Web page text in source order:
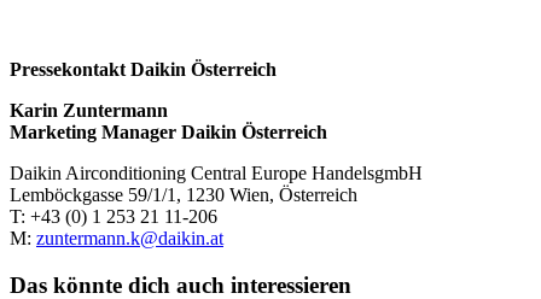
Pressekontakt Daikin Österreich
Karin Zuntermann
Marketing Manager Daikin Österreich
Daikin Airconditioning Central Europe HandelsgmbH
Lemböckgasse 59/1/1, 1230 Wien, Österreich
T: +43 (0) 1 253 21 11-206
M: zuntermann.k@daikin.at
Das könnte dich auch interessieren